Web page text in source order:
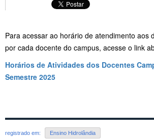
Para acessar ao horário de atendimento aos
por cada docente do campus, acesse o link
Horários de Atividades dos Docentes
Semestre 2025
registrado em: Ensino Hidrolândia